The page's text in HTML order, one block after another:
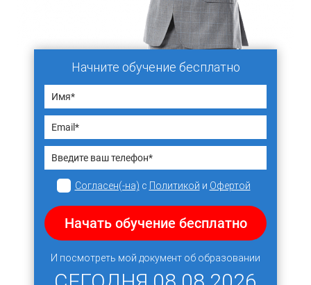
Начните обучение бесплатно
Согласен(-на) с Политикой и Офертой
Начать обучение бесплатно
И посмотреть мой документ об образовании